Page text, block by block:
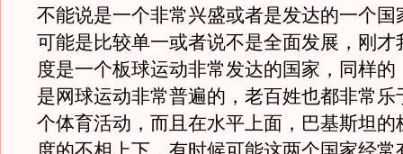
不能说是一个非常兴盛或者是发达的一个国
可能是比较单一或者说不是全面发展，刚才
度是一个板球运动非常发达的国家，同样的
是网球运动非常普遍的，老百姓也都非常乐
个体育活动，而且在水平上面，巴基斯坦的